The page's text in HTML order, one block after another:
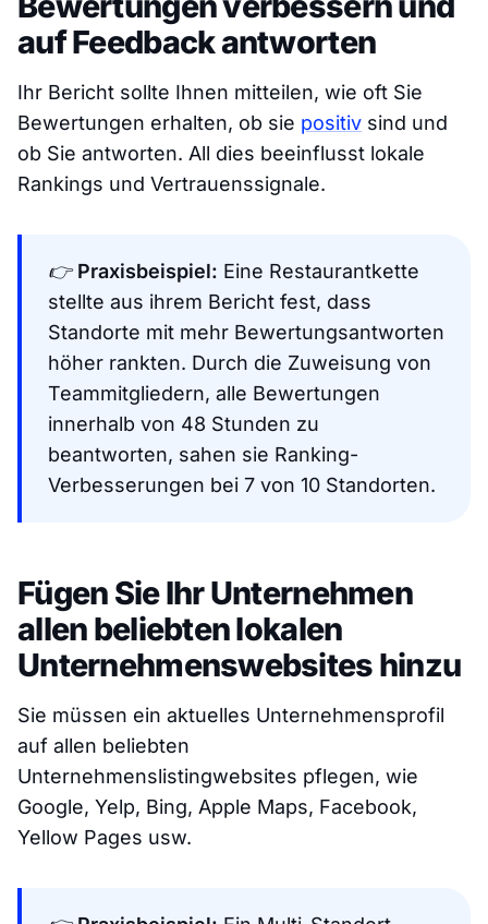
auf Feedback antworten
Ihr Bericht sollte Ihnen mitteilen, wie oft Sie
Bewertungen erhalten, ob sie positiv sind und
ob Sie antworten. All dies beeinflusst lokale
Rankings und Vertrauenssignale.
👉Praxisbeispiel: Eine Restaurantkette
stellte aus ihrem Bericht fest, dass
Standorte mit mehr Bewertungsantworten
höher rankten. Durch die Zuweisung von
Teammitgliedern, alle Bewertungen
innerhalb von 48 Stunden zu
beantworten, sahen sie Ranking-
Verbesserungen bei 7 von 10 Standorten.
Fügen Sie Ihr Unternehmen
allen beliebten lokalen
Unternehmenswebsites hinzu
Sie müssen ein aktuelles Unternehmensprofil
auf allen beliebten
Unternehmenslistingwebsites pflegen, wie
Google, Yelp, Bing, Apple Maps, Facebook,
Yellow Pages usw.